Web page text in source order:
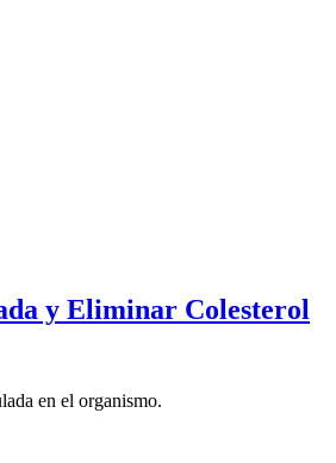
y Eliminar Colesterol
en el organismo.